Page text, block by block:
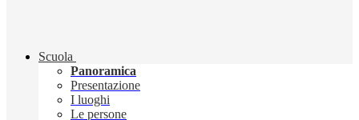
Scuola
Panoramica
Presentazione
I luoghi
Le persone